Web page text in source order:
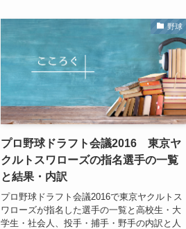
野球
プロ野球ドラフト会議2016 東京ヤ
クルトスワローズの指名選手の一覧
と結果・内訳
プロ野球ドラフト会議2016で東京ヤクルトス
ワローズが指名した選手の一覧と高校生・大
学生・社会人、投手・捕手・野手の内訳と人